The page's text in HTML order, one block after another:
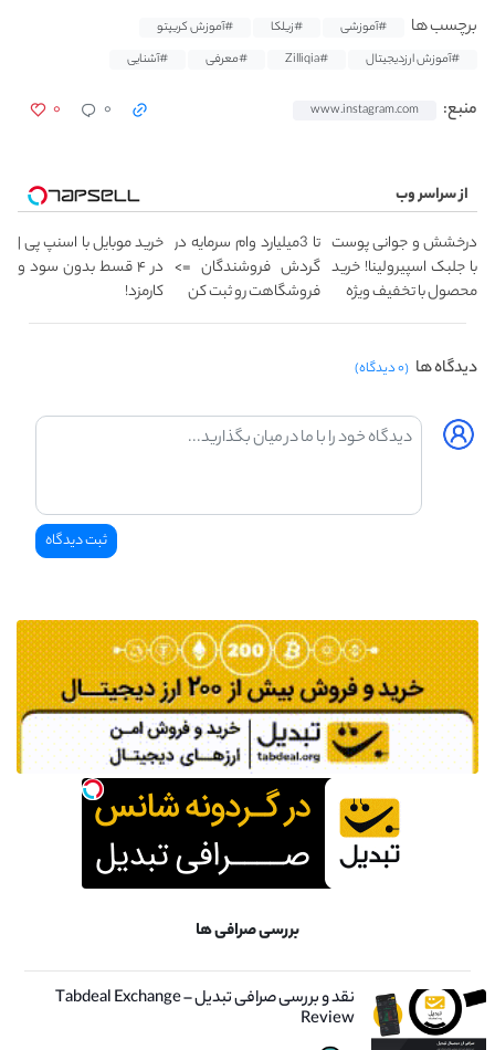
برچسب ها #آموزشی #زیلکا
#آموزش کریپتو
#آموزش ارزدیجیتال
#Zilliqia #معرفی #آشنایی
منبع: www.instagram.com ۰ ۰
از سراسر وب
درخشش و جوانی پوست
با جلبک اسپیرولینا! خرید
محصول با تخفیف ویژه
تا 3میلیارد وام سرمایه در
گردش فروشندگان =>
فروشگاهت رو ثبت کن
خرید موبایل با اسنپ پی |
در ۴ قسط بدون سود و
کارمزد!
دیدگاه ها (۰ دیدگاه)
بررسی صرافی ها
نقد و بررسی صرافی تبدیل – Tabdeal Exchange
Review